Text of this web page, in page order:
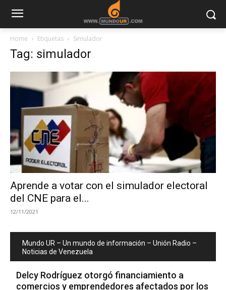
Home Etiquetas Simulador
Tag: simulador
Aprende a votar con el simulador electoral
del CNE para el...
12/11/2021
Mundo UR – Un mundo de información – Unión Radio –
Noticias de Venezuela
Delcy Rodríguez otorgó financiamiento a
comercios y emprendedores afectados por los